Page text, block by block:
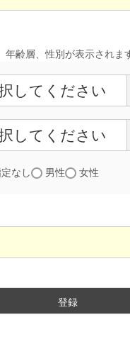
年齢層、性別が表示されま
なし 男性 女性
登録